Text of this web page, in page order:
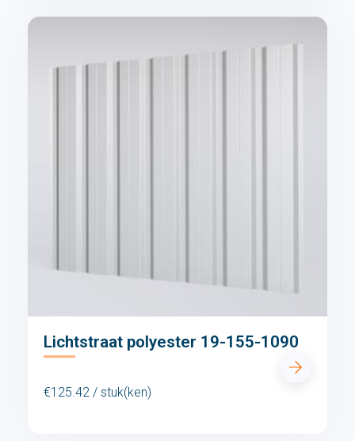
Lichtstraat polyester 19-155-1090
€125.42 / stuk(ken)